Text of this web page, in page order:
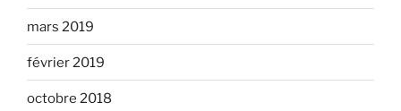
mars 2019
février 2019
octobre 2018